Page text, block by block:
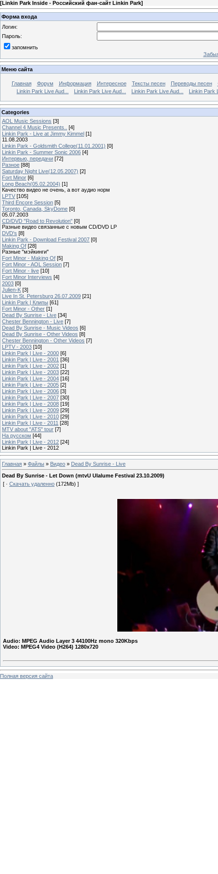
[Linkin Park Inside - Российский фан-сайт Linkin Park]
Форма входа
Логин:
Пароль:
запомнить
Меню сайта
Главная Форум Информация Интересное Тексты песен Переводы песен
Linkin Park Live Aud...
Linkin Park Live Aud... Linkin Park Live Aud... Linkin Park
Categories
AOL Music Sessions [3]
Channel 4 Music Presents..
[4]
Linkin Park - Live at Jimmy Kimmel [1]
11.08.2003
Linkin Park - Goldsmith College(11.01.2001) [0]
Linkin Park - Summer Sonic 2006 [4]
Интервью, передачи [72]
Разное [88]
Saturday Night Live(12.05.2007) [2]
Fort Minor [6]
Long Beach(05.02.2004) [1]
Качество видео не очень, а вот аудио норм
LPTV [105]
Third Encore Session [5]
Toronto, Canada, SkyDome [0]
05.07.2003
CD/DVD "Road to Revolution" [0]
Разные видео связанные с новым CD/DVD LP
DVD's [8]
Linkin Park - Download Festival 2007 [0]
Making Of [28]
Разные "мэйкинги"
Fort Minor - Making Of [5]
Fort Minor - AOL Session [7]
Fort Minor - live [10]
Fort Minor Interviews [4]
2003 [0]
Julien-K [3]
Live In St. Petersburg 26.07.2009 [21]
Linkin Park | Клипы [61]
Fort Minor - Other [1]
Dead By Sunrise - Live [34]
Chester Bennington - Live [7]
Dead By Sunrise - Music Videos [6]
Dead By Sunrise - Other Videos [8]
Chester Bennington - Other Videos [7]
LPTV - 2003 [10]
Linkin Park | Live - 2000 [6]
Linkin Park | Live - 2001 [36]
Linkin Park | Live - 2002 [1]
Linkin Park | Live - 2003 [22]
Linkin Park | Live - 2004 [16]
Linkin Park | Live - 2005 [2]
Linkin Park | Live - 2006 [3]
Linkin Park | Live - 2007 [30]
Linkin Park | Live - 2008 [19]
Linkin Park | Live - 2009 [29]
Linkin Park | Live - 2010 [29]
Linkin Park | Live - 2011 [28]
MTV about "ATS" tour [7]
На русском [44]
Linkin Park | Live - 2012 [24]
Linkin Park | Live - 2012
Главная » Файлы » Видео » Dead By Sunrise - Live
Dead By Sunrise - Let Down (mtvU Ulalume Festival 23.10.2009)
[ · Скачать удаленно (172Mb) ]
Audio: MPEG Audio Layer 3 44100Hz mono 320Kbps
Video: MPEG4 Video (H264) 1280x720
Полная версия сайта